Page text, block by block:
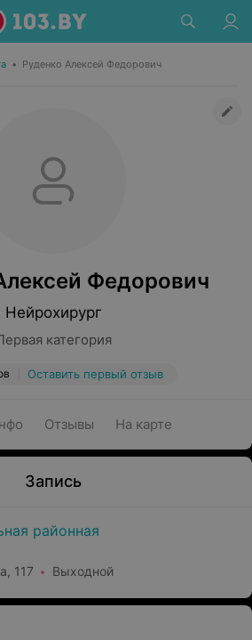
• Руденко Алексей Федорович
Федорович
Нейрохирург
категория
Оставить первый отзыв
Отзывы На карте
Запись
районная
117 Выходной